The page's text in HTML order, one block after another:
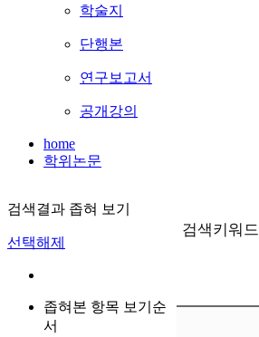
학술지
단행본
연구보고서
공개강의
home
학위논문
검색결과 좁혀 보기
선택해제
좁혀본 항목 보기순
서
검색키워드